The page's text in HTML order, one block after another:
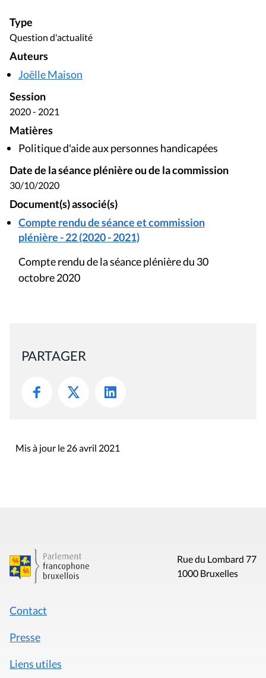
Type
Question d'actualité
Auteurs
Joëlle Maison
Session
2020 - 2021
Matières
Politique d'aide aux personnes handicapées
Date de la séance plénière ou de la commission
30/10/2020
Document(s) associé(s)
Compte rendu de séance et commission
plénière - 22 (2020 - 2021)
Compte rendu de la séance plénière du 30
octobre 2020
PARTAGER
Mis à jour le 26 avril 2021
Rue du Lombard 77
1000 Bruxelles
Contact
Presse
Liens utiles